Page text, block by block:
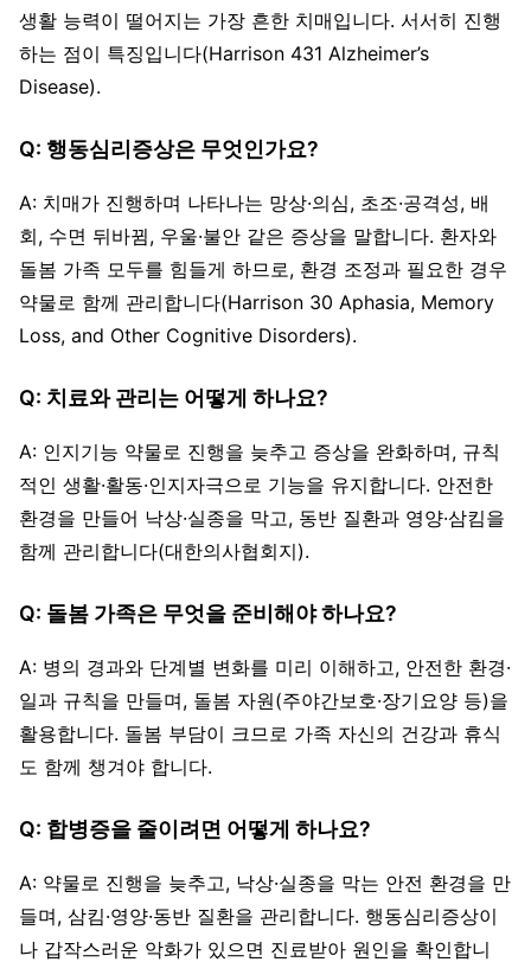
생활 능력이 떨어지는 가장 흔한 치매입니다. 서서히 진행
하는 점이 특징입니다(Harrison 431 Alzheimer’s
Disease).
Q: 행동심리증상은 무엇인가요?
A: 치매가 진행하며 나타나는 망상·의심, 초조·공격성, 배
회, 수면 뒤바뀜, 우울·불안 같은 증상을 말합니다. 환자와
돌봄 가족 모두를 힘들게 하므로, 환경 조정과 필요한 경우
약물로 함께 관리합니다(Harrison 30 Aphasia, Memory
Loss, and Other Cognitive Disorders).
Q: 치료와 관리는 어떻게 하나요?
A: 인지기능 약물로 진행을 늦추고 증상을 완화하며, 규칙
적인 생활·활동·인지자극으로 기능을 유지합니다. 안전한
환경을 만들어 낙상·실종을 막고, 동반 질환과 영양·삼킴을
함께 관리합니다(대한의사협회지).
Q: 돌봄 가족은 무엇을 준비해야 하나요?
A: 병의 경과와 단계별 변화를 미리 이해하고, 안전한 환경·
일과 규칙을 만들며, 돌봄 자원(주야간보호·장기요양 등)을
활용합니다. 돌봄 부담이 크므로 가족 자신의 건강과 휴식
도 함께 챙겨야 합니다.
Q: 합병증을 줄이려면 어떻게 하나요?
A: 약물로 진행을 늦추고, 낙상·실종을 막는 안전 환경을 만
들며, 삼킴·영양·동반 질환을 관리합니다. 행동심리증상이
나 갑작스러운 악화가 있으면 진료받아 원인을 확인합니